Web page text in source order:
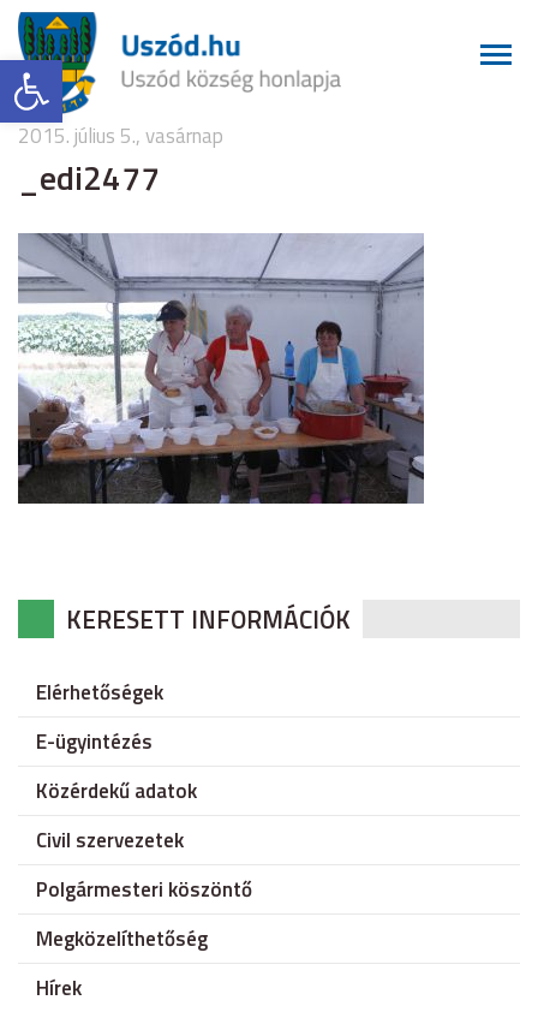
Eszköztár megnyitása
2015. július 5., vasárnap
_edi2477
KERESETT INFORMÁCIÓK
Elérhetőségek
E-ügyintézés
Közérdekű adatok
Civil szervezetek
Polgármesteri köszöntő
Megközelíthetőség
Hírek